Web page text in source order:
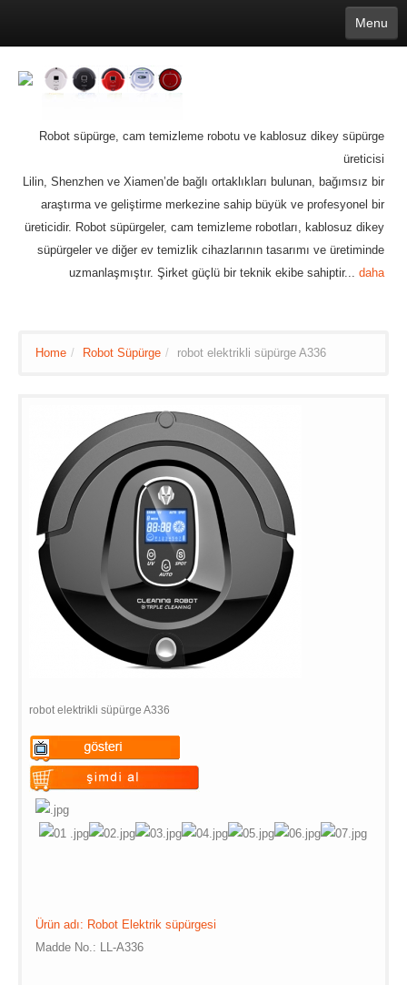
Menu
Deutsch
Português 日本語
Suomi
Hrvatski Română Mongolian bāṅlā Norsk
Türkçe
Bulgarian
Ukrainian
Slovenčina
Robot süpürge, cam temizleme robotu ve kablosuz dikey süpürge
üreticisi
Lilin, Shenzhen ve Xiamen’de bağlı ortaklıkları bulunan, bağımsız bir
araştırma ve geliştirme merkezine sahip büyük ve profesyonel bir
üreticidir. Robot süpürgeler, cam temizleme robotları, kablosuz dikey
süpürgeler ve diğer ev temizlik cihazlarının tasarımı ve üretiminde
uzmanlaşmıştır. Şirket güçlü bir teknik ekibe sahiptir... daha
Home / Robot Süpürge / robot elektrikli süpürge A336
robot elektrikli süpürge A336
Warning
: Undefined variable
$vii_demo_video_text in
/web/m.liectroux-
global.com/includes/templates/theme100/templates/
Warning
$vii_buy_now_text in
Ürün adı: Robot Elektrik süpürgesi
Madde No.: LL-A336